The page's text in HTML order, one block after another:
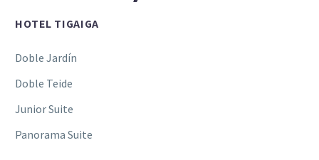
HOTEL TIGAIGA
Doble Jardín
Doble Teide
Junior Suite
Panorama Suite